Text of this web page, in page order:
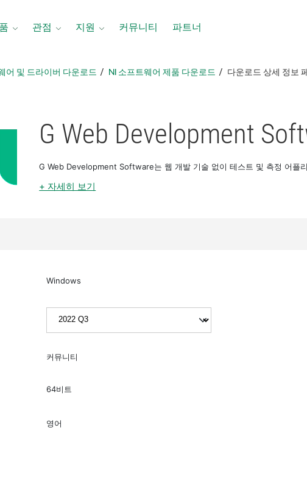
관점 지원 커뮤니티 파트너
어 및 드라이버 다운로드 NI 소프트웨어 제품 다운로드 다운로드 상세 정보
G Web Development
G Web Development Software는 웹 개발 기술 없이 테스트 및 측정 어플
+ 자세히 보기
Windows
커뮤니티
64비트
영어